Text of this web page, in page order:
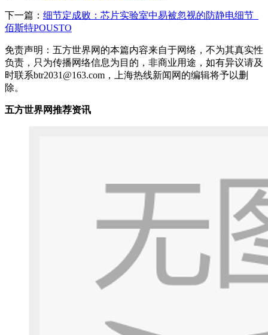
下一篇： 细节定成败：芯片实验室中易被忽视的防静电细节_
佰斯特POUSTO
免责声明：五方世界网的本篇内容来自于网络，不为其真实性
负责，只为传播网络信息为目的，非商业用途，如有异议请及
时联系btr2031@163.com，上海热线新闻网的编辑将予以删
除。
五方世界网推荐资讯